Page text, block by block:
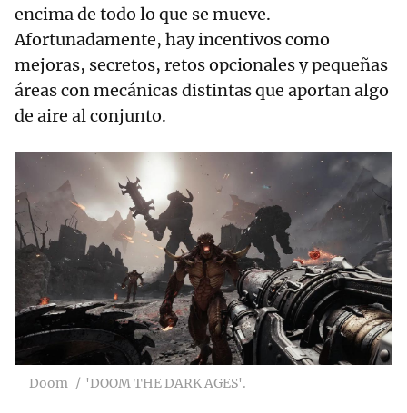
encima de todo lo que se mueve.
Afortunadamente, hay incentivos como
mejoras, secretos, retos opcionales y pequeñas
áreas con mecánicas distintas que aportan algo
de aire al conjunto.
Doom 'DOOM THE DARK AGES'.